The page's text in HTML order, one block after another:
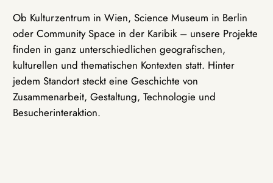
Ob Kulturzentrum in Wien, Science Museum in Berlin
oder Community Space in der Karibik – unsere Projekte
finden in ganz unterschiedlichen geografischen,
kulturellen und thematischen Kontexten statt. Hinter
jedem Standort steckt eine Geschichte von
Zusammenarbeit, Gestaltung, Technologie und
Besucherinteraktion.